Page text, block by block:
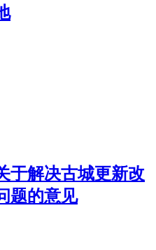
于解决古城更新改
题的意见